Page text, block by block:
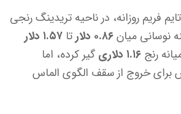
فریم روزانه، در ناحیه تریدینگ رنجی
نوسانی میان
تا ۱.۵۷ دلار
رنج ۱.۱۶ دلاری
گیر کرده، اما
برای خروج از سقف الگوی الماس